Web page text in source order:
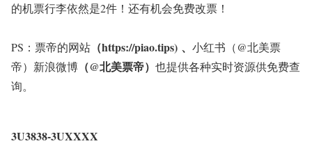
的机票行李依然是2件！还有机会免费改票！
PS：票帝的网站 （https://piao.tips) 、 小红书 （@北美票
帝） 新浪微博 （@北美票帝） 也提供各种实时资源供免费查
询。
3U3838-3UXXXX